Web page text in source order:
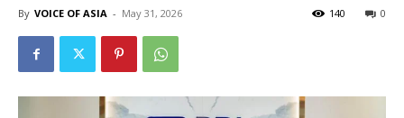
By VOICE OF ASIA - May 31, 2026 0
140